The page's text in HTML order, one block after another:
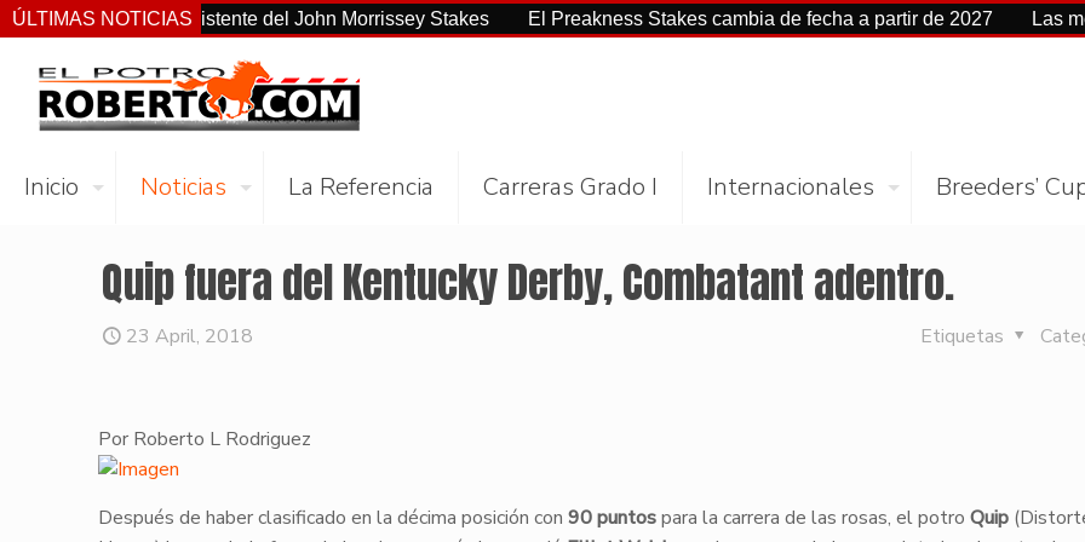
ÚLTIMAS NOTICIAS
el más consistente del John Morrissey Stakes El Preakness Stakes cambia de fecha a partir de 2027 Las mejores
Inicio Noticias La Referencia Carreras Grado I Internacionales Breeders’
Quip fuera del Kentucky Derby, Combatant adentro.
23 April, 2018 Etiquetas
Por Roberto L Rodriguez
​Después de haber clasificado en la décima posición con 90 puntospara la carrera de las rosas, el potro Quip